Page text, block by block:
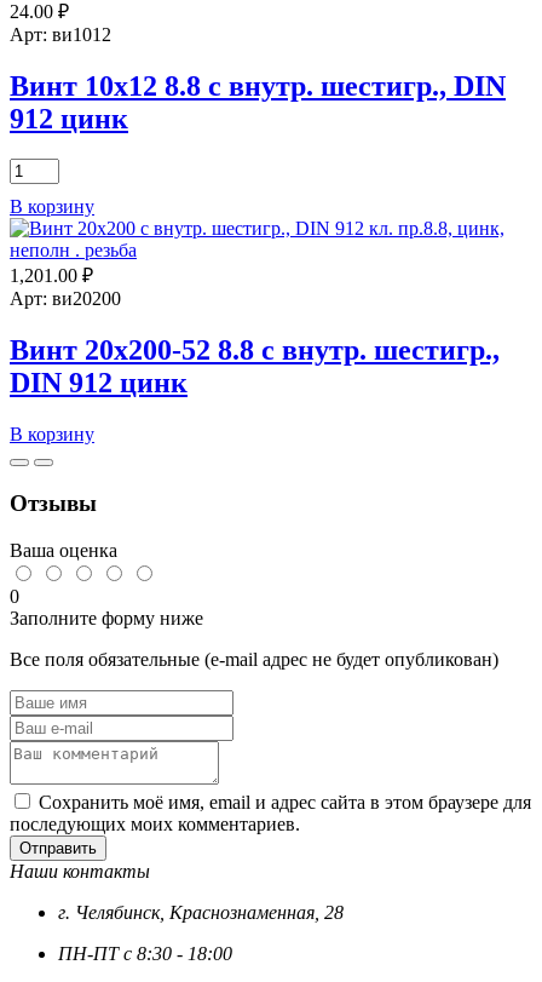
8.8
с
шестигр.,
DIN
912
24.00 ₽
Арт: ви1012
Винт 10х12 8.8 с внутр. шестигр., DIN
912 цинк
Количество
товара
Винт
10х12
8.8
с
внутр.
DIN
912
цинк
В корзину
1,201.00 ₽
Арт: ви20200
Винт 20х200-52 8.8 с внутр. шестигр.,
DIN 912 цинк
Количество
товара
20х200-
8.8
с
внутр.
шестигр.,
DIN
912
цинк
В корзину
Отзывы
Ваша оценка
0
Заполните форму ниже
Все поля обязательные (e-mail адрес не будет опубликован)
Сохранить моё имя, email и адрес сайта в этом браузере для
последующих моих комментариев.
Отправить
Наши контакты
г. Челябинск, Краснознаменная, 28
ПН-ПТ с 8:30 - 18:00